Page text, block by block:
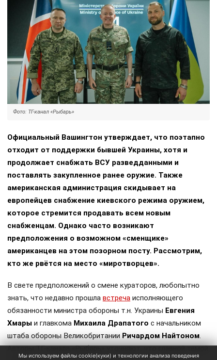
Фото: ТГ-канал «Рыбарь»
Официальный Вашингтон утверждает, что поэтапно
отходит от поддержки бывшей Украины, хотя и
продолжает снабжать ВСУ разведданными и
поставлять закупленное ранее оружие. Также
американская администрация скидывает на
европейцев снабжение киевского режима оружием,
которое стремится продавать всем новым
снабженцам. Однако часто возникают
предположения о возможном «сменщике»
американцев на этом позорном посту. Рассмотрим,
кто же рвётся на место «миротворцев».
В свете предположений о смене кураторов, любопытно
знать, что недавно прошла встреча исполняющего
обязанности министра обороны т.н. Украины Евгения
Хмары и главкома Михаила Драпатого с начальником
штаба обороны Великобритании Ричардом Найтоном.
Авторы ТГ-канала «Рыбарь» уточняют, что главной темой
Мы используем файлы cookie(куки) и технологии анализа поведения